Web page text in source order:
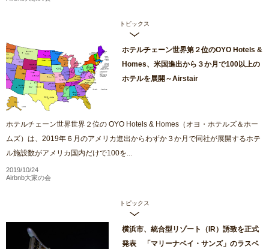
トピックス
ホテルチェーン世界第２位のOYO Hotels &
Homes、米国進出から３か月で100以上の
ホテルを展開～Airstair
ホテルチェーン世界世界２位の OYO Hotels & Homes（オヨ・ホテルズ＆ホー
ムズ）は、2019年６月のアメリカ進出からわずか３か月で同社が展開するホテ
ル施設数がアメリカ国内だけで100を...
2019/10/24
Airbnb大家の会
トピックス
横浜市、統合型リゾート（IR）誘致を正式
発表 「マリーナベイ・サンズ」のラスベ